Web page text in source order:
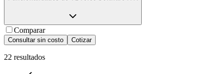
Comparar
Consultar sin costo Cotizar
22 resultados